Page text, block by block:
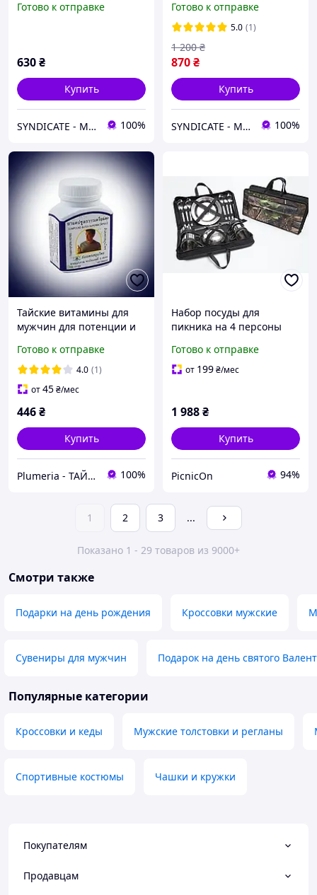
комплекс для мужчин
Готово к отправке
630₴
Купить
SYNDICATE - Магазин спортивного питания 100%
Multi 60 каплет SYN-659
SYNDICATE
Готово к отправке
5.0 (1)
870₴
1 200 ₴
Купить
SYNDICATE - Магазин спортивного питания 100%
Тайские витамины для
мужчин для потенции и
натуральная виагра)
Butea Superba, 100 шт
Готово к отправке
4.0 (1)
от45₴/мес
446₴
Купить
Plumeria - ТАЙСЬКА КОСМЕТИКА ТА АПТЕКА 100%
Набор посуды для
пикника на 4 персоны
стали подарок муж
Готово к отправке
от 199₴/мес
1 988₴
Купить
PicnicOn 94%
1 2 3 ...
Показано 1 - 29 товаров из 9000+
Смотри также
Подарки на день рождения Кроссовки мужские
Сувениры для мужчин Подарок на день святого
Популярные категории
Кроссовки и кеды Мужские толстовки и регланы
Спортивные костюмы Чашки и кружки
Покупателям
Продавцам